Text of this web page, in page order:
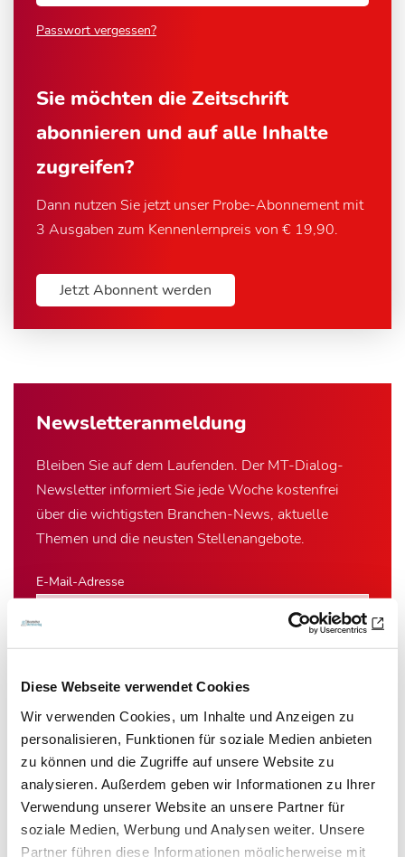
Diese Webseite verwendet Cookies
Wir verwenden Cookies, um Inhalte und Anzeigen zu
personalisieren, Funktionen für soziale Medien anbieten
zu können und die Zugriffe auf unsere Website zu
analysieren. Außerdem geben wir Informationen zu Ihrer
Verwendung unserer Website an unsere Partner für
soziale Medien, Werbung und Analysen weiter. Unsere
Partner führen diese Informationen möglicherweise mit
Newsletter­anmeldung
Bleiben Sie auf dem Laufenden. Der MT-Dialog-
Newsletter informiert Sie jede Woche kostenfrei
über die wichtigsten Branchen-News, aktuelle
Themen und die neusten Stellenangebote.
E-Mail-Adresse
Ich habe die Hinweise zumDatenschutzgelesen.*
* Pflichtfeld
Passwort vergessen?
Sie möchten die Zeitschrift
abonnieren und auf alle Inhalte
zugreifen?
Dann nutzen Sie jetzt unser Probe-Abonnement mit
3 Ausgaben zum Kennenlernpreis von € 19,90.
Jetzt Abonnent werden